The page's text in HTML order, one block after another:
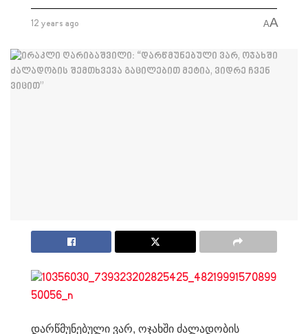
12 years ago AA
დარწმუნებული ვარ, ოჯახში ძალადობის